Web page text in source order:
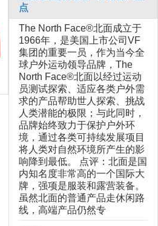
点
The North Face®北面成立于
1966年，是美国上市公司VF
集团的重要一员，作为当今全
球户外运动领导品牌，The
North Face®北面以经过运动
员测试探索、适应各类户外需
求的产品帮助世人探索、挑战
人类潜能的极限；与此同时，
品牌始终致力于保护户外环
境，通过各类可持续发展项目
将人类对自然环境所产生的影
响降到最低。 点评：北面是国
内知名度非常高的一个国际大
牌，强项是服装和露营装备。
虽然北面的普通产品走休闲路
线，高端产品仍然专